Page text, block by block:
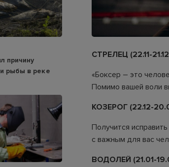
СТРЕЛЕЦ (22.11-
«Боксер – это
Помимо вашей воли
КОЗЕРОГ (22.12-
Получится
с важным для вас
ВОДОЛЕЙ (21.01-
причину
рыбы в реке